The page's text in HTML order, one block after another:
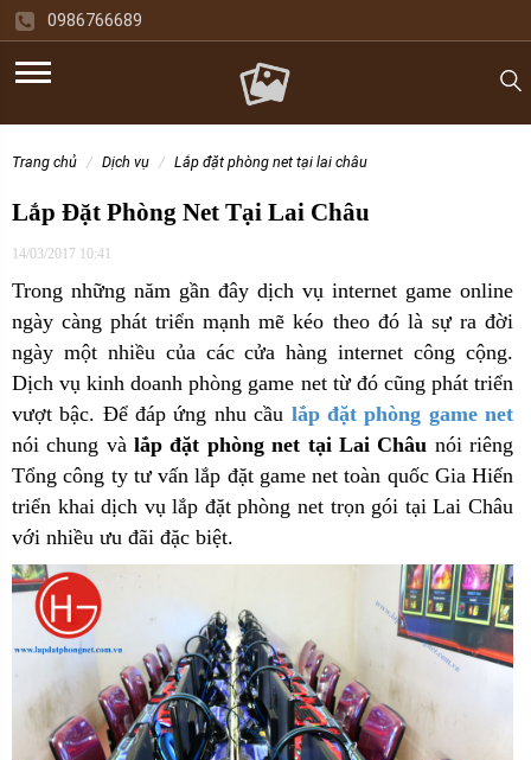
0986766689
trang chủ dịch vụ lắp đặt phòng net tại lai châu
Lắp Đặt Phòng Net Tại Lai Châu
14/03/2017 10:41
Trong những năm gần đây dịch vụ internet game online
ngày càng phát triển mạnh mẽ kéo theo đó là sự ra đời
ngày một nhiều của các cửa hàng internet công cộng.
Dịch vụ kinh doanh phòng game net từ đó cũng phát triển
vượt bậc. Để đáp ứng nhu cầu lắp đặt phòng game net
nói chung vàlắp đặt phòng net tại Lai Châu nói riêng
Tổng công ty tư vấn lắp đặt game net toàn quốc Gia Hiến
triển khai dịch vụ lắp đặt phòng net trọn gói tại Lai Châu
với nhiều ưu đãi đặc biệt.